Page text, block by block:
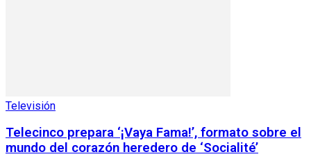
Televisión
Telecinco prepara ‘¡Vaya Fama!’, formato sobre el
mundo del corazón heredero de ‘Socialité’